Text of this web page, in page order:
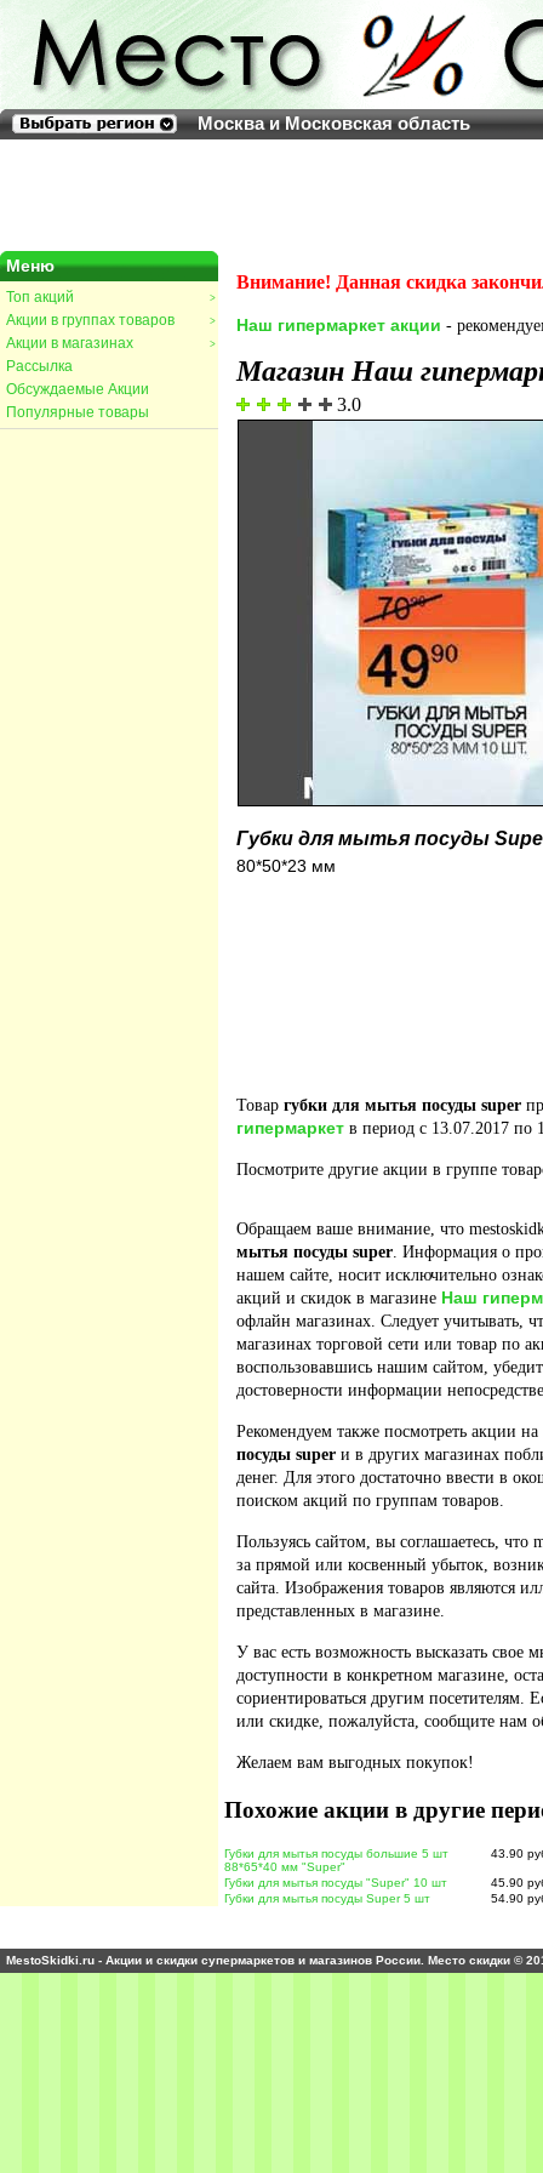
Москва и Московская область
Меню
>
Топ акций
>
Акции в группах товаров
>
Акции в магазинах
Рассылка
Обсуждаемые Акции
Популярные товары
Внимание! Данная скидка
Наш гипермаркет акции -
Магазин Наш
3.0
Губки для мытья посуды
80*50*23 мм
Товар губки для мытья посуды super
гипермаркет в период с 13.07.2017 по
Посмотрите другие акции в группе
Обращаем ваше внимание, что
мытья посуды super. Информация о
нашем сайте, носит исключительно
акций и скидок в магазине Наш
офлайн магазинах. Следует учитывать,
магазинах торговой сети или товар по
воспользовавшись нашим сайтом,
достоверности информации
Рекомендуем также посмотреть акции
посуды super и в других магазинах
денег. Для этого достаточно ввести в
поиском акций по группам товаров.
Пользуясь сайтом, вы соглашаетесь, что
за прямой или косвенный убыток,
сайта. Изображения товаров являются
представленных в магазине.
У вас есть возможность высказать свое
доступности в конкретном магазине,
сориентироваться другим
или скидке, пожалуйста, сообщите нам
Желаем вам выгодных покупок!
Похожие акции в другие
Губки для мытья посуды большие 5 шт
88*65*40 мм "Super"
43.90
Губки для мытья посуды "Super" 10 шт
45.90
Губки для мытья посуды Super 5 шт
54.90
MestoSkidki.ru - Акции и скидки супермаркетов и магазинов России. Место скидки ©